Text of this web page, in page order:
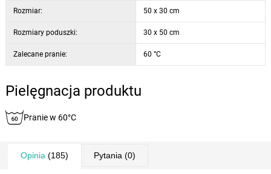
Rozmiar: 50 x 30 cm
Rozmiary poduszki: 30 x 50 cm
Zalecane pranie: 60 °C
Pielęgnacja produktu
Pranie w 60°C
Opinia (185) Pytania (0)